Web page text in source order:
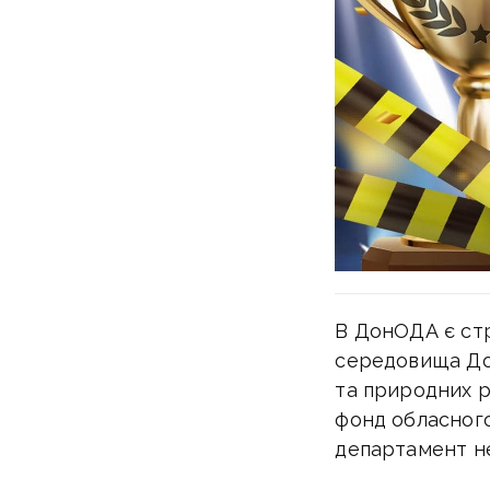
В ДонОДА є
середовища
та природних
фонд
департамент